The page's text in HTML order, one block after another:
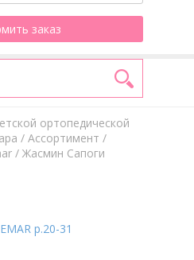
заказ
ортопедической
/ Aссортимент /
/ Жасмин Сапоги